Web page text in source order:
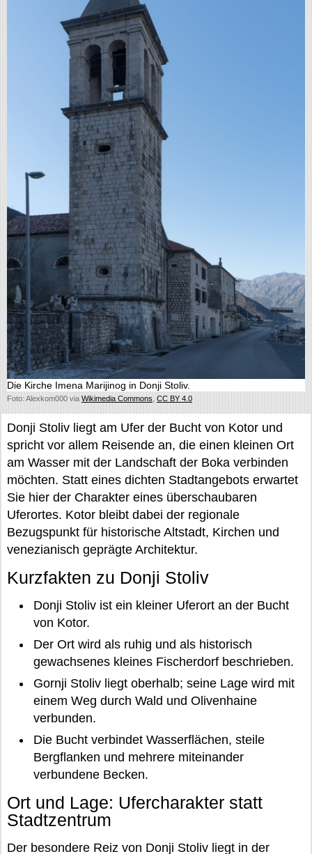
Die Kirche Imena Marijinog in Donji Stoliv.
Foto: Alexkom000 via Wikimedia Commons CC BY 4.0
Donji Stoliv liegt am Ufer der Bucht von Kotor und
spricht vor allem Reisende an, die einen kleinen Ort
am Wasser mit der Landschaft der Boka verbinden
möchten. Statt eines dichten Stadtangebots erwartet
Sie hier der Charakter eines überschaubaren
Uferortes. Kotor bleibt dabei der regionale
Bezugspunkt für historische Altstadt, Kirchen und
venezianisch geprägte Architektur.
Kurzfakten zu Donji Stoliv
Donji Stoliv ist ein kleiner Uferort an der Bucht
von Kotor.
Der Ort wird als ruhig und als historisch
gewachsenes kleines Fischerdorf beschrieben.
Gornji Stoliv liegt oberhalb; seine Lage wird mit
einem Weg durch Wald und Olivenhaine
verbunden.
Die Bucht verbindet Wasserflächen, steile
Bergflanken und mehrere miteinander
verbundene Becken.
Ort und Lage: Ufercharakter statt
Stadtzentrum
Der besondere Reiz von Donji Stoliv liegt in der